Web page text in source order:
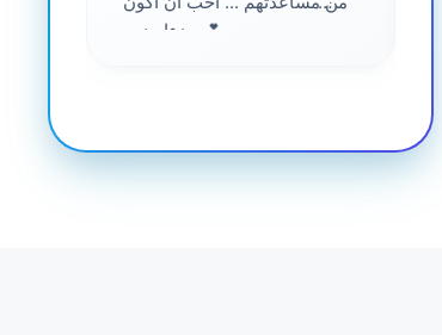
جزءا منهم 💕